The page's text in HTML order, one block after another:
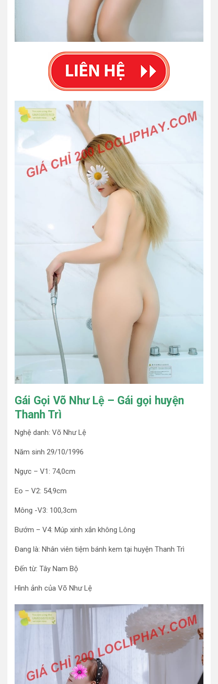
Gái Gọi Võ Như Lệ – Gái gọi huyện
Thanh Trì
Nghệ danh: Võ Như Lệ
Năm sinh 29/10/1996
Ngực – V1: 74,0cm
Eo – V2: 54,9cm
Mông -V3: 100,3cm
Bướm – V4: Múp xinh xắn không Lông
Đang là: Nhân viên tiệm bánh kem tại huyện Thanh Trì
Đến từ: Tây Nam Bộ
Hình ảnh của Võ Như Lệ